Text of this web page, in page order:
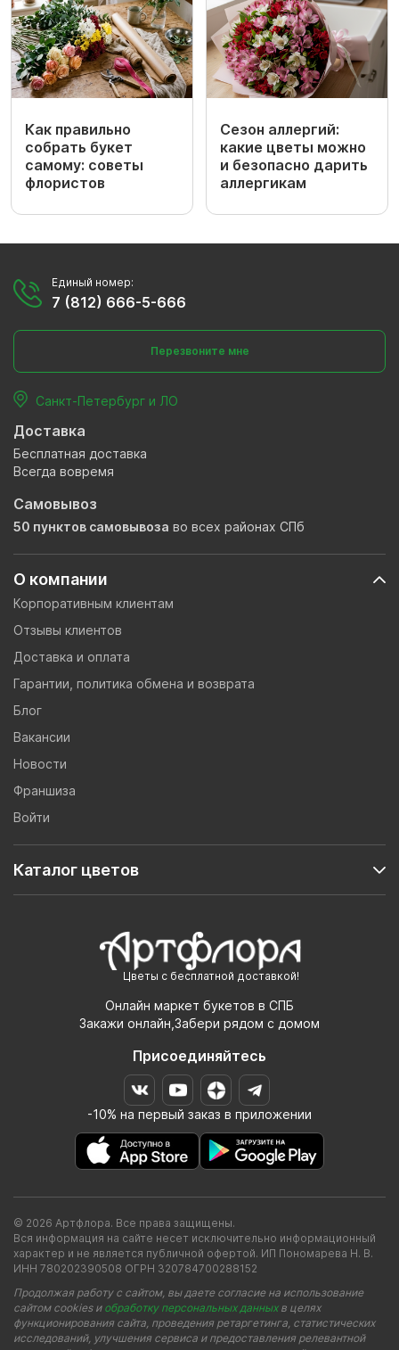
Как правильно
собрать букет
самому: советы
флористов
Сезон аллергий:
какие цветы можно
и безопасно дарить
аллергикам
Цветы с бесплатной доставкой!
Онлайн маркет букетов в СПБ
Закажи онлайн,Забери рядом с домом
Присоединяйтесь
-10% на первый заказ в приложении
О компании
Корпоративным клиентам
Отзывы клиентов
Доставка и оплата
Гарантии, политика обмена и возврата
Блог
Вакансии
Новости
Франшиза
Войти
Каталог цветов
Единый номер:
7 (812) 666-5-666
Перезвоните мне
Санкт-Петербург и ЛО
Доставка
Бесплатная доставка
Всегда вовремя
Самовывоз
50 пунктов самовывоза во всех районах СПб
© 2026 Артфлора. Все права защищены.
Вся информация на сайте несет исключительно информационный
характер и не является публичной офертой. ИП Пономарева Н. В.
ИНН 780202390508 ОГРН 320784700288152
Продолжая работу с сайтом, вы даете согласие на использование
сайтом cookies и обработку персональных данныхв целях
функционирования сайта, проведения ретаргетинга, статистических
исследований, улучшения сервиса и предоставления релевантной